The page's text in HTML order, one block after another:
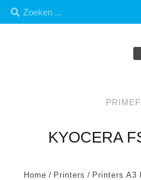
KYOCERA
Home / Printers / Printers A3